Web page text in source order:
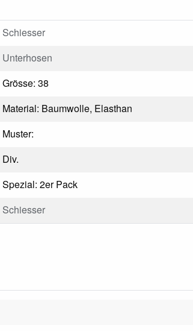
Schiesser
Unterhosen
Grösse: 38
Material: Baumwolle, Elasthan
Muster:
Div.
Spezial: 2er Pack
Schiesser